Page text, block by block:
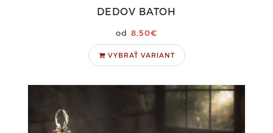
DEDOV BATOH
8,50€
VYBRAŤ VARIANT